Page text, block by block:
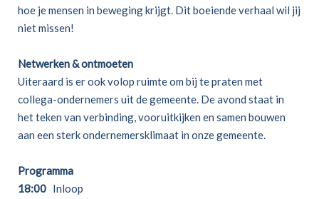
hoe je mensen in beweging krijgt. Dit boeiende verhaal wil jij
niet missen!
Netwerken & ontmoeten
Uiteraard is er ook volop ruimte om bij te praten met
collega-ondernemers uit de gemeente. De avond staat in
het teken van verbinding, vooruitkijken en samen bouwen
aan een sterk ondernemersklimaat in onze gemeente.
Programma
18:00 Inloop